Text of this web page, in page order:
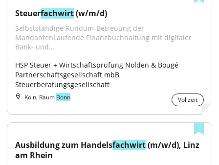
Steuerfachwirt (w/m/d)
Selbstständige Rundum-Betreuung der
MandantenLaufende Finanzbuchhaltung mit digitaler
Bank- und...
HSP Steuer + Wirtschaftsprüfung Nolden & Bougé
Partnerschaftsgesellschaft mbB
Steuerberatungsgesellschaft
Köln, Raum Bonn Vollzeit
Ausbildung zum Handelsfachwirt (m/w/d), Linz
am Rhein